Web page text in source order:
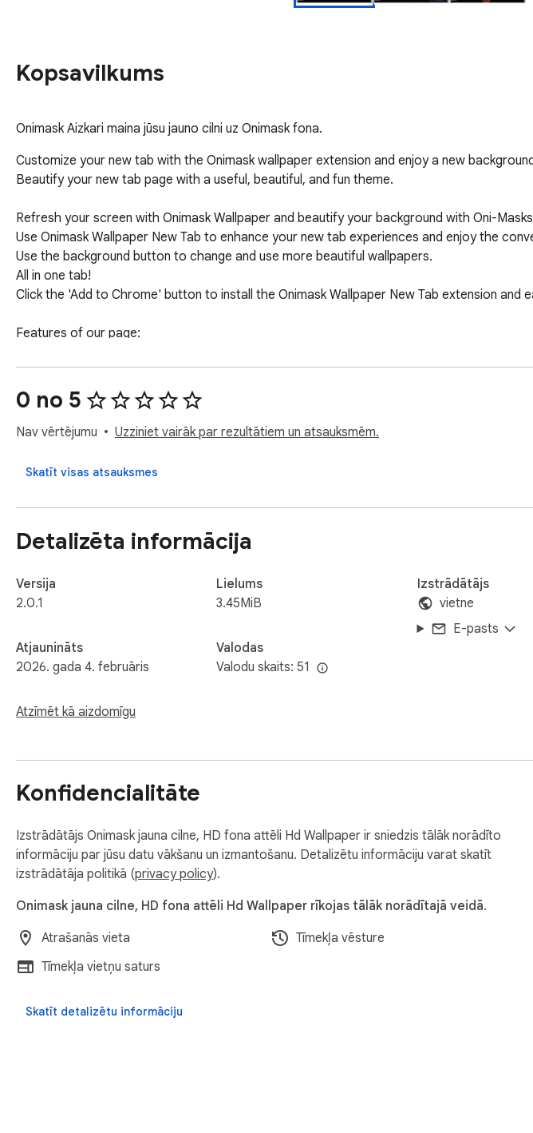
Kopsavilkums
Onimask Aizkari maina jūsu jauno cilni uz Onimask fona.
Customize your new tab with the Onimask wallpaper extension and enjoy a new
Beautify your new tab page with a useful, beautiful, and fun theme.
Refresh your screen with Onimask Wallpaper and beautify your background with Oni-
Use Onimask Wallpaper New Tab to enhance your new tab experiences and enjoy the
Use the background button to change and use more beautiful wallpapers.
All in one tab!
Click the 'Add to Chrome' button to install the Onimask Wallpaper New Tab extension and
Features of our page:
* Click the toggle random background button to randomize wallpapers.
* Follow the time information from the top right.
* Quickly and accurately search the internet using the middle top search box.
* Get quick access to weather conditions.
Note: Click the "Keep changes" button after installing Onimask Wallpaper New Tab for the
0 no 5
Nav vērtējumu Uzziniet vairāk par rezultātiem un atsauksmēm.
Skatīt visas atsauksmes
Detalizēta informācija
Versija
2.0.1
Atjaunināts
2026. gada 4. februāris
Atzīmēt kā aizdomīgu
Lielums
3.45MiB
Valodas
Valodu skaits: 51
Izstrādātājs
vietne
E-pasts
Konfidencialitāte
Izstrādātājs Onimask jauna cilne, HD fona attēli Hd Wallpaper ir sniedzis tālāk norādīto
informāciju par jūsu datu vākšanu un izmantošanu. Detalizētu informāciju varat skatīt
izstrādātāja politikā (privacy policy).
Onimask jauna cilne, HD fona attēli Hd Wallpaper rīkojas tālāk norādītajā veidā.
Atrašanās vieta
Tīmekļa vēsture
Tīmekļa vietņu saturs
Skatīt detalizētu informāciju